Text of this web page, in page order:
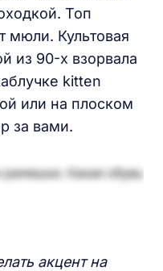
Топ
мюли. Культовая
из 90-х взорвала
kitten
или на плоском
за вами.
акцент на